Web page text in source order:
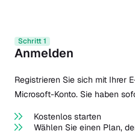
Schritt 1
Anmelden
Registrieren Sie sich mit Ihrer
Microsoft-Konto. Sie haben
Kostenlos starten
Wählen Sie einen Plan,